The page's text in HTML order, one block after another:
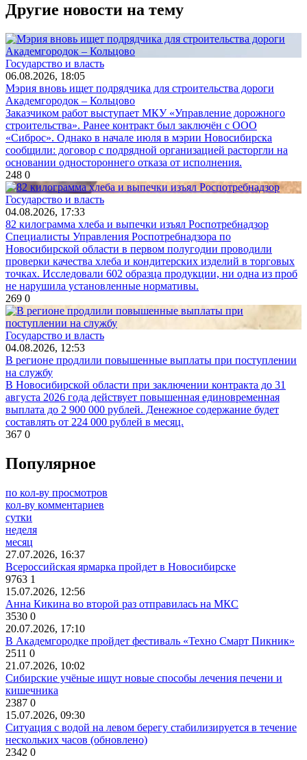
Другие новости на тему
Государство и власть
06.08.2026, 18:05
Мэрия вновь ищет подрядчика для строительства дороги
Академгородок – Кольцово
Заказчиком работ выступает МКУ «Управление дорожного
строительства». Ранее контракт был заключён с ООО
«Сиброс». Однако в начале июля в мэрии Новосибирска
сообщили: договор с подрядной организацией расторгли на
основании одностороннего отказа от исполнения.
248 0
Государство и власть
04.08.2026, 17:33
82 килограмма хлеба и выпечки изъял Роспотребнадзор
Специалисты Управления Роспотребнадзора по
Новосибирской области в первом полугодии проводили
проверки качества хлеба и кондитерских изделий в торговых
точках. Исследовали 602 образца продукции, ни одна из проб
не нарушила установленные нормативы.
269 0
Государство и власть
04.08.2026, 12:53
В регионе продлили повышенные выплаты при поступлении
на службу
В Новосибирской области при заключении контракта до 31
августа 2026 года действует повышенная единовременная
выплата до 2 900 000 рублей. Денежное содержание будет
составлять от 224 000 рублей в месяц.
367 0
Популярное
по кол-ву просмотров
кол-ву комментариев
сутки
неделя
месяц
27.07.2026, 16:37
Всероссийская ярмарка пройдет в Новосибирске
9763 1
15.07.2026, 12:56
Анна Кикина во второй раз отправилась на МКС
3530 0
20.07.2026, 17:10
В Академгородке пройдет фестиваль «Техно Смарт Пикник»
2511 0
21.07.2026, 10:02
Сибирские учёные ищут новые способы лечения печени и
кишечника
2387 0
15.07.2026, 09:30
Ситуация с водой на левом берегу стабилизируется в течение
нескольких часов (обновлено)
2342 0